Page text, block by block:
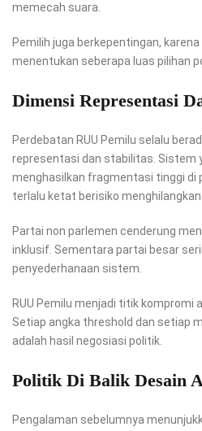
memecah suara.
Pemilih juga berkepentingan,
menentukan seberapa luas pilihan
Dimensi Representasi
Perdebatan RUU Pemilu selalu
representasi dan stabilitas. Sistem
menghasilkan fragmentasi tinggi di
terlalu ketat berisiko
Partai non parlemen cenderung
inklusif. Sementara partai besar
penyederhanaan sistem.
RUU Pemilu menjadi titik kompromi
Setiap angka threshold dan setiap
adalah hasil negosiasi politik.
Politik Di Balik Desain
Pengalaman sebelumnya